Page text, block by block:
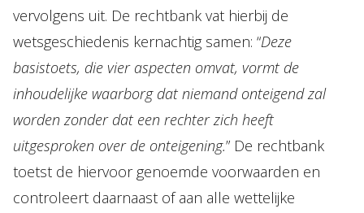
vervolgens uit. De rechtbank vat hierbij de
wetsgeschiedenis kernachtig samen: “Deze
basistoets, die vier aspecten omvat, vormt de
inhoudelijke waarborg dat niemand onteigend zal
worden zonder dat een rechter zich heeft
uitgesproken over de onteigening.” De rechtbank
toetst de hiervoor genoemde voorwaarden en
controleert daarnaast of aan alle wettelijke